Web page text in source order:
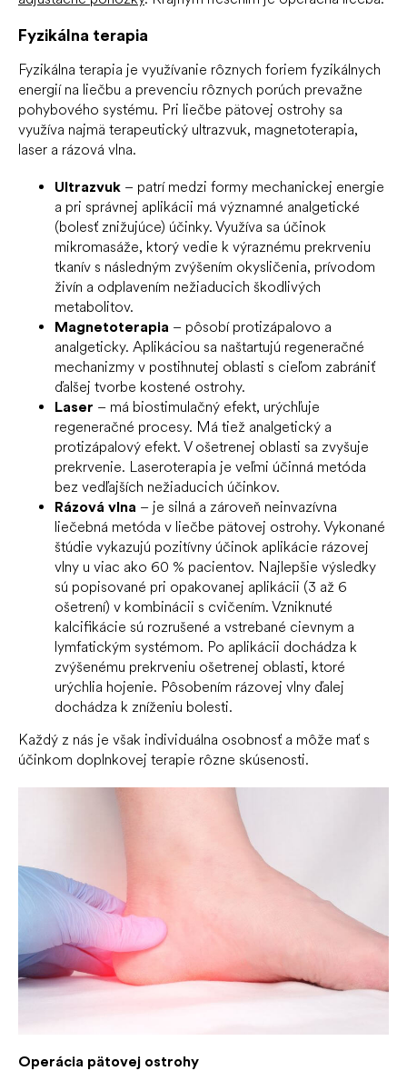
Fyzikálna terapia
Fyzikálna terapia je využívanie rôznych foriem fyzikálnych
energií na liečbu a prevenciu rôznych porúch prevažne
pohybového systému. Pri liečbe pätovej ostrohy sa
využíva najmä terapeutický ultrazvuk, magnetoterapia,
laser a rázová vlna.
Ultrazvuk – patrí medzi formy mechanickej energie
a pri správnej aplikácii má významné analgetické
(bolesť znižujúce) účinky. Využíva sa účinok
mikromasáže, ktorý vedie k výraznému prekrveniu
tkanív s následným zvýšením okysličenia, prívodom
živín a odplavením nežiaducich škodlivých
metabolitov.
Magnetoterapia – pôsobí protizápalovo a
analgeticky. Aplikáciou sa naštartujú regeneračné
mechanizmy v postihnutej oblasti s cieľom zabrániť
ďalšej tvorbe kostené ostrohy.
Laser – má biostimulačný efekt, urýchľuje
regeneračné procesy. Má tiež analgetický a
protizápalový efekt. V ošetrenej oblasti sa zvyšuje
prekrvenie. Laseroterapia je veľmi účinná metóda
bez vedľajších nežiaducich účinkov.
Rázová vlna – je silná a zároveň neinvazívna
liečebná metóda v liečbe pätovej ostrohy. Vykonané
štúdie vykazujú pozitívny účinok aplikácie rázovej
vlny u viac ako 60 % pacientov. Najlepšie výsledky
sú popisované pri opakovanej aplikácii (3 až 6
ošetrení) v kombinácii s cvičením. Vzniknuté
kalcifikácie sú rozrušené a vstrebané cievnym a
lymfatickým systémom. Po aplikácii dochádza k
zvýšenému prekrveniu ošetrenej oblasti, ktoré
urýchlia hojenie. Pôsobením rázovej vlny ďalej
dochádza k zníženiu bolesti.
Každý z nás je však individuálna osobnosť a môže mať s
účinkom doplnkovej terapie rôzne skúsenosti.
Operácia pätovej ostrohy